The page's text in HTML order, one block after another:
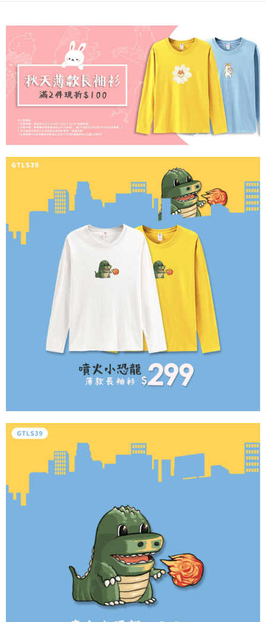
本服务购买商品或服务，并由商店将买卖／分期付款买卖价金债权让与本公
司后，依约使用本公司账单缴交账款。
2. 基于同意付款使用 “大哥付你分期”之契约关系目的，商店将以您的个人资
料（包含姓名、电话或地址）提供予台湾大哥大进项收集、处理及利用，由
台湾大哥大与本人进行分期账单所需资料之确认、核对及更正。
3. 完整用户服务条款，请详阅以下链接：https://oppay.tw/userRule
出。使用AFTEE下訂可以延長您收到商品前的繳費天數，但無法保證一定能
夠在期限內收到商品(例如:預購商品或預計到貨時間較長者)。因此無論收到
商品與否，仍需要請您在AFTEE規定的時間內完成繳費。
二、付款限制
1. 初次使用 AFTEE 時，將依認證結果及本公司審查結果，核予每個人不同
之上限額度
三、聲明條款
「AFTEE先享後付」(下稱本服務)乃由恩沛科技股份有限公司(下稱 AFTEE )
所提供，並由 AFTEE 向您收取款項。因使用本服務所須提供之個人資料(包
含但不限於訂購人姓名、電話，收件人姓名、電話、收件地址)，將交付予
AFTEE 於本服務必要服務範圍內運用。關於 AFTEE 對於個人資料之蒐集、
處理、利用，詳參 AFTEE 官網之『個人資料蒐集、處理及利用告知聲明』
https://aftee.tw/privacypolicy/
若款項超過繳費期限，將根據當次的金額加收年利率 16% 的逾期滯納金。
未成年的使用者，請事先徵得法定代理人或監護人之同意方可使用
AFTEE。
若您對於個人資料之處理、利用有任何疑問，或欲行使相關法律權利，請聯
繫恩沛科技股份有限公司。若您不同意我們將上開所示之個人資料，連同必
要之購買訂單資訊提供予 AFTEE ，或讓 AFTEE 蒐集處理利用您的個人資
料，請勿選用本服務。
每笔NT$65，满NT$899(含以上)免运费
付款後7-11取貨
每笔NT$60，满NT$899(含以上)免运费
宅配
每笔NT$65，满NT$899(含以上)免运费